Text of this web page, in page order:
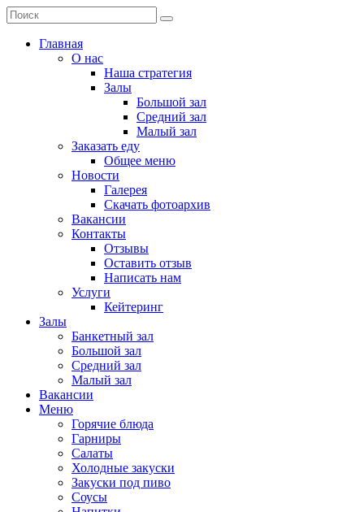
Главная
О нас
Наша стратегия
Залы
Большой зал
Средний зал
Малый зал
Заказать еду
Общее меню
Новости
Галерея
Скачать фотоархив
Вакансии
Контакты
Отзывы
Оставить отзыв
Написать нам
Услуги
Кейтеринг
Залы
Банкетный зал
Большой зал
Средний зал
Малый зал
Вакансии
Меню
Горячие блюда
Гарниры
Салаты
Холодные закуски
Закуски под пиво
Соусы